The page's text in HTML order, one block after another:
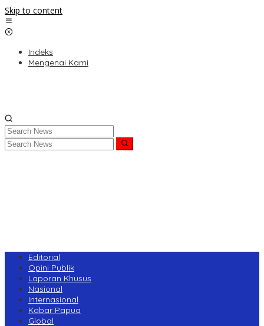
Skip to content
Indeks
Mengenai Kami
Editorial
Opini Publik
Laporan Khusus
Nasional
Internasional
Kabar Papua
Global